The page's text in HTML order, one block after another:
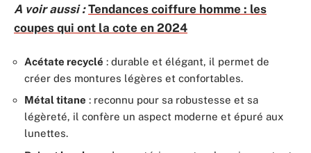
A voir aussi : Tendances coiffure homme : les
coupes qui ont la cote en 2024
Acétate recyclé : durable et élégant, il permet de
créer des montures légères et confortables.
Métal titane : reconnu pour sa robustesse et sa
légèreté, il confère un aspect moderne et épuré aux
lunettes.